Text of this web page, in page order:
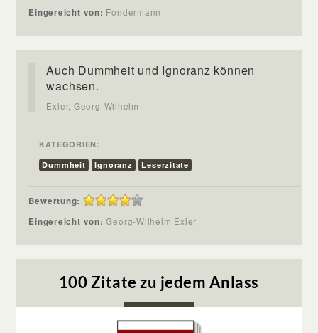
Eingereicht von: Fondermann
Auch Dummheit und Ignoranz können
wachsen.
Exler, Georg-Wilhelm
KATEGORIEN:
Dummheit
Ignoranz Leserzitate
Bewertung:
Eingereicht von:Georg-Wilhelm Exler